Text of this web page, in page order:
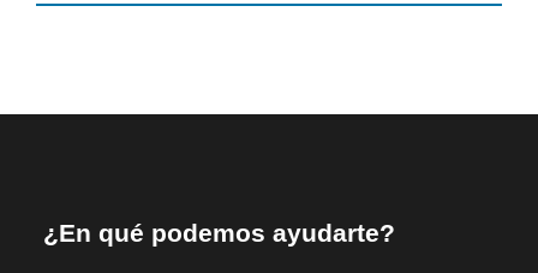
¿En qué podemos ayudarte?